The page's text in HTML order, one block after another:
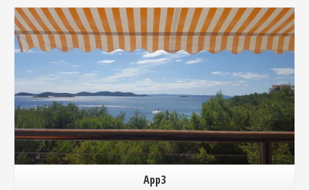
App3